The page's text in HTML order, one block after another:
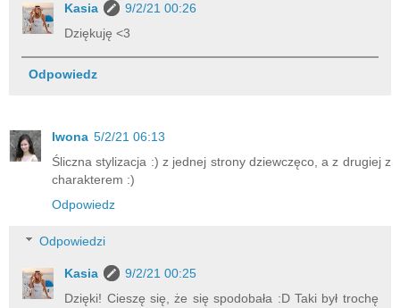
Kasia
9/2/21 00:26
Dziękuję <3
Odpowiedz
Iwona 5/2/21 06:13
Śliczna stylizacja :) z jednej strony dziewczęco, a z drugiej z
charakterem :)
Odpowiedz
Odpowiedzi
Kasia
9/2/21 00:25
Dzięki! Cieszę się, że się spodobała :D Taki był trochę